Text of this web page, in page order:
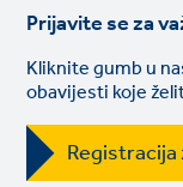
Prijavite se za
Kliknite gumb u
obavijesti koje